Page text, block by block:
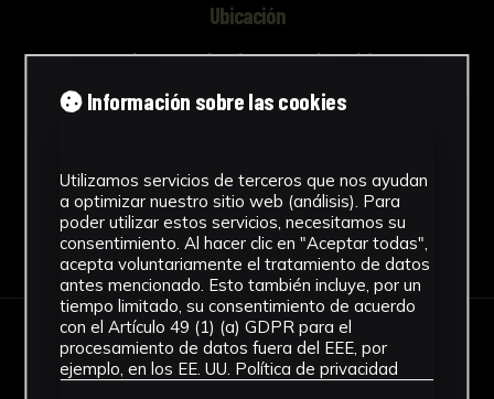
Ubicación
Laboratorio de Investigación
Patrimonio Cultural
Ver más
Descargar Ficha
IMÁGENES
Información sobre las cookies
Utilizamos servicios de terceros que nos ayudan
a optimizar nuestro sitio web (análisis). Para
poder utilizar estos servicios, necesitamos su
consentimiento. Al hacer clic en "Aceptar todas",
acepta voluntariamente el tratamiento de datos
antes mencionado. Esto también incluye, por un
tiempo limitado, su consentimiento de acuerdo
con el Artículo 49 (1) (a) GDPR para el
procesamiento de datos fuera del EEE, por
ejemplo, en los EE. UU. Política de privacidad